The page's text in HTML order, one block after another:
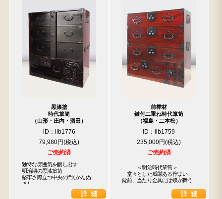
黒漆塗
時代箪笥
（山形・庄内・酒田）
iD：ilb1776
79,980円
ご売約済
独特な雰囲気を醸し出す
明治期の黒漆箪笥
堅牢さ際立つ中央の閂(かんぬ
き)
前﨔材
鍵付二重ね時代箪笥
（福島・二本松）
iD：ilb1759
235,000円
ご売約済
＜明治時代箪笥＞
堂々とした威厳ある佇まい
錠前、当たり金具には蝶が舞う